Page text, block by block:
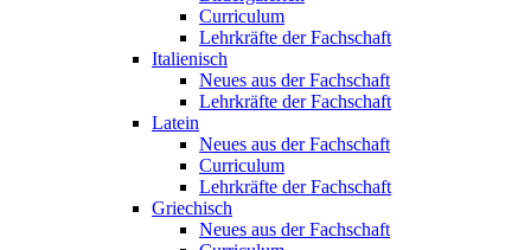
Curriculum
Lehrkräfte der Fachschaft
Italienisch
Neues aus der Fachschaft
Lehrkräfte der Fachschaft
Latein
Neues aus der Fachschaft
Curriculum
Lehrkräfte der Fachschaft
Griechisch
Neues aus der Fachschaft